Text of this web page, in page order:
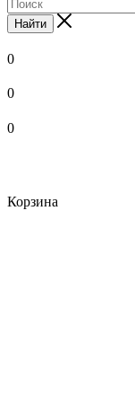
Найти
0
0
0
Корзина